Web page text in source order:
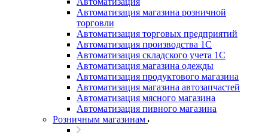
Автоматизация магазина розничной
торговли
Автоматизация торговых предприятий
Автоматизация производства 1С
Автоматизация складского учета 1C
Автоматизация магазина одежды
Автоматизация продуктового магазина
Автоматизация магазина автозапчастей
Автоматизация мясного магазина
Автоматизация пивного магазина
Розничным магазинам